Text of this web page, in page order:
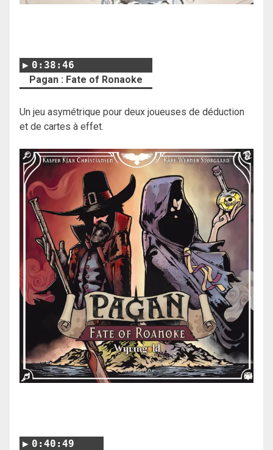
0:38:46
Pagan : Fate of Ronaoke
Un jeu asymétrique pour deux joueuses de déduction
et de cartes à effet.
0:40:49